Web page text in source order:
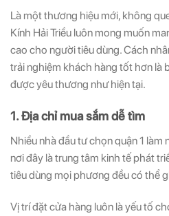
Là một thương hiệu mới, không
Kính Hải Triều luôn mong muốn
cao cho người tiêu dùng. Cách
trải nghiệm khách hàng tốt hơn là
được yêu thương như hiện tại.
1. Địa chỉ mua sắm dễ tìm
Nhiều nhà đầu tư chọn quận 1
nơi đây là trung tâm kinh tế phát
tiêu dùng mọi phương đều có thể
Vị trí đặt cửa hàng luôn là yếu tố